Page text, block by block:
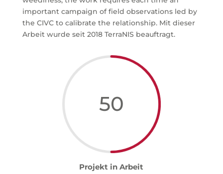
important campaign of field observations led by
the CIVC to calibrate the relationship. Mit dieser
Arbeit wurde seit 2018 TerraNIS beauftragt.
50
Projekt in Arbeit